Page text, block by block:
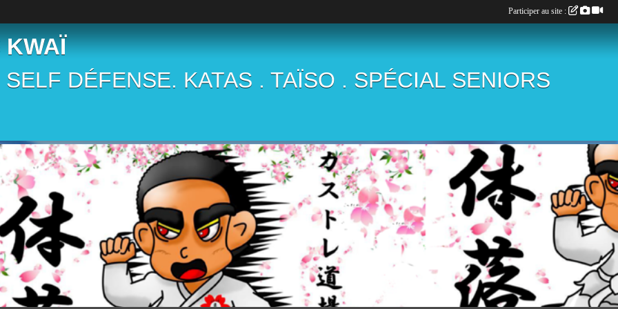
KWAÏ
DÉFENSE. KATAS . TAÏSO . SPÉCIAL SENIORS
Participer au site :